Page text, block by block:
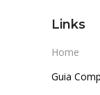
Links
Home
Guia